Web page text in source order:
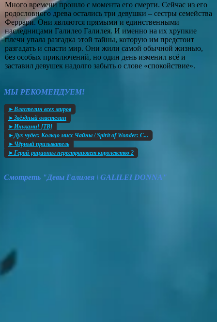
Много времени прошло с момента его смерти. Сейчас из его
родословного древа остались три девушки – сестры семейства
Феррари. Они являются прямыми и единственными
наследницами Галилео Галилея. И именно на их хрупкие
плечи упала разгадка этой тайны, которую им предстоит
разгадать и спасти мир. Они жили самой обычной жизнью,
без особых приключений, но один день изменил всё и
заставил девушек надолго забыть о слове «спокойствие».
МЫ РЕКОМЕНДУЕМ!
►Властелин всех миров
►Звёздный властелин
►Инуками! [ТВ]
►Дух чудес: Кольцо мисс Чайны / Spirit of Wonder: C...
►Чёрный призыватель
►Герой-рационал перестраивает королевство 2
Смотреть "Девы Галилея \ GALILEI DONNA"